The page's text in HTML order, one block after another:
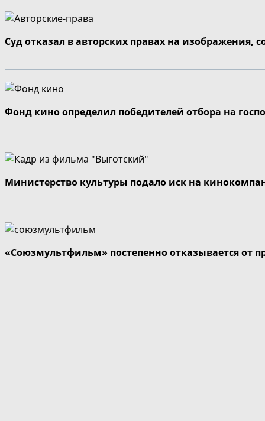
Суд отказал в авторских правах на изображения,
Фонд кино определил победителей отбора на
Министерство культуры подало иск на
«Союзмультфильм» постепенно отказывается от